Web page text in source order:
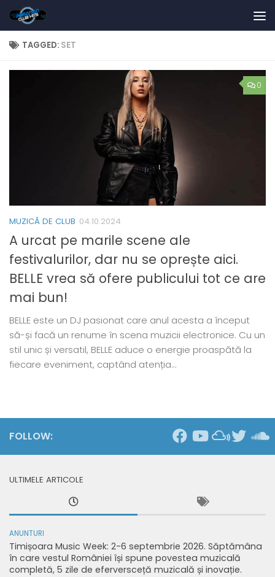
Skip to content
TAGGED: SET
0
MUZICĂ DE CLUB 04.10.2024
A urcat pe marile scene ale
festivalurilor, dar nu se oprește aici.
BELLE vrea să ofere publicului tot ce are
mai bun!
BELLE este un DJ pasionat care anul acesta a început
să-și facă un renume în scena muzicii electronice. Cu un
stil unic și versatil, BELLE aduce o energie proaspătă la
fiecare eveniment, captând atenția...
FOLLOW:
ULTIMELE ARTICOLE
ANUNTURI
Timișoara Music Week: 2-6 septembrie 2026. Săptămâna
în care vestul României își spune povestea muzicală
completă, 5 zile de eferversceță muzicală și inovație.